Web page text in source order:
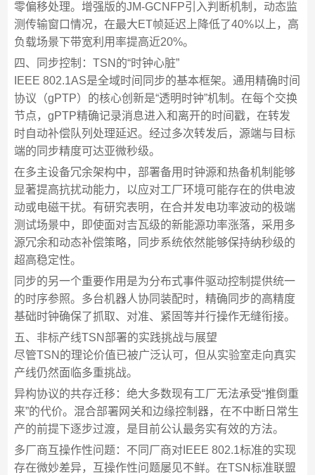
零偏移处理。增强版的JM-GCNFP引入判断机制，动态监
测传输窗口情况，在最大ET帧延迟上降低了40%以上，高
负载场景下带宽利用率提高近20%。
四、同步控制：TSN的“时钟心脏”
IEEE 802.1AS是全域时间同步的基本框架。通用精确时间
协议（gPTP）的核心创新是“透明时钟”机制。在每个交换
节点，gPTP精确记录消息进入和离开的时间戳，在转发
时自动补偿队列处理延迟。经过多次转发后，源端与目标
端的同步精度可达亚微秒级。
在多主设备冗余架构中，部署备用时钟源和热备机制能够
显著提高抗扰动能力，以应对工厂环境可能存在的供电波
动或电磁干扰。有研究表明，在合并发电功率波动的极端
测试场景中，即使面对吉瓦级的新能源功率涨落，采用多
源冗余和动态补偿策略，同步系统依然能够保持纳秒级的
超高稳定性。
同步的另一个重要作用是为分布式事件驱动控制提供统一
的时序参照。多台机器人协同装配时，精确同步的高精度
基础时钟确保了抓取、对准、紧固等并行操作无缝衔接。
五、非标产线TSN部署的实践挑战与展望
尽管TSN的理论价值已被广泛认可，但从实验室走向真实
产线仍然面临多重挑战。
异构协议的共存迁移：绝大多数现有工厂无法承受“推倒重
来”的代价。混合部署网关和边缘控制器，在不中断日常生
产的前提下逐步过渡，是目前公认最务实有效的方法。
多厂商互操作性问题：不同厂商对IEEE 802.1标准的实现
存在微妙差异，互操作性问题屡见不鲜。在TSN标准联盟